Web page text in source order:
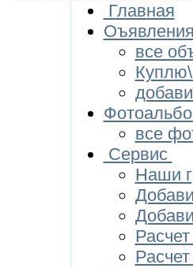
Главная
Оъявления
все
все
Сервис
Наши